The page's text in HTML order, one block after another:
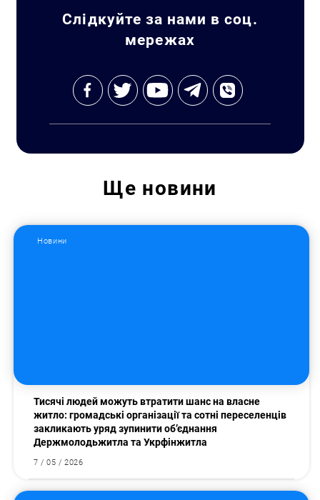
Слідкуйте за нами в соц.
мережах
Ще новини
Новини
Тисячі людей можуть втратити шанс на власне
житло: громадські організації та сотні переселенців
закликають уряд зупинити об’єднання
Держмолодьжитла та Укрфінжитла
7 / 05 / 2026